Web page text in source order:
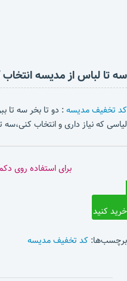
سه تا لباس از مدیسه
کد تخفیف مدیسه: دو تا بخر سه تا
لیاسی که نیاز داری و انتخاب
برای استفاده روی
خرید کنید
برچسب‌ها: کد تخفیف مدیسه